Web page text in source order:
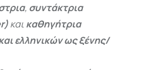
, συντάκτρια
καικαθηγήτρια
ελληνικών ως ξένης/